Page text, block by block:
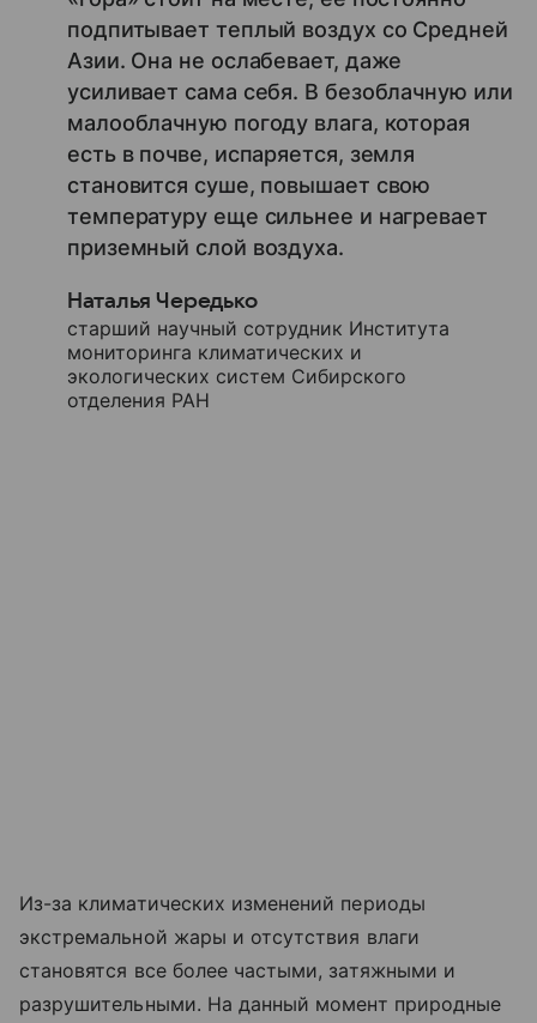
подпитывает теплый воздух со Средней
Азии. Она не ослабевает, даже
усиливает сама себя. В безоблачную или
малооблачную погоду влага, которая
есть в почве, испаряется, земля
становится суше, повышает свою
температуру еще сильнее и нагревает
приземный слой воздуха.
Наталья Чередько
старший научный сотрудник Института
мониторинга климатических и
экологических систем Сибирского
отделения РАН
Из-за климатических изменений периоды
экстремальной жары и отсутствия влаги
становятся все более частыми, затяжными и
разрушительными. На данный момент природные